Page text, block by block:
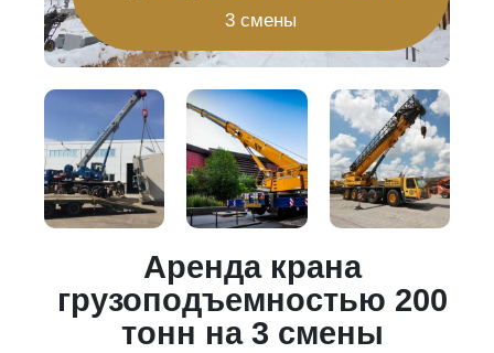
3 смены
Аренда крана
грузоподъемностью 200
тонн на 3 смены